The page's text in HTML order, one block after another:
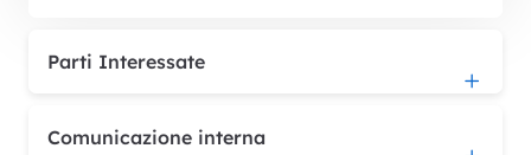
Parti Interessate
Comunicazione interna